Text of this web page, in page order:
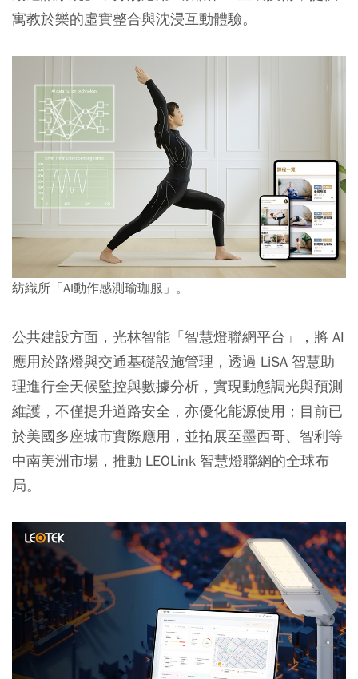
寓教於樂的虛實整合與沈浸互動體驗。
紡織所「AI動作感測瑜珈服」。
公共建設方面，光林智能「智慧燈聯網平台」，將 AI
應用於路燈與交通基礎設施管理，透過 LiSA 智慧助
理進行全天候監控與數據分析，實現動態調光與預測
維護，不僅提升道路安全，亦優化能源使用；目前已
於美國多座城市實際應用，並拓展至墨西哥、智利等
中南美洲市場，推動 LEOLink 智慧燈聯網的全球布
局。